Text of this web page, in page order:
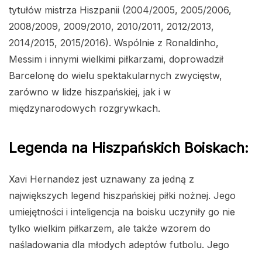
tytułów mistrza Hiszpanii (2004/2005, 2005/2006,
2008/2009, 2009/2010, 2010/2011, 2012/2013,
2014/2015, 2015/2016). Wspólnie z Ronaldinho,
Messim i innymi wielkimi piłkarzami, doprowadził
Barcelonę do wielu spektakularnych zwycięstw,
zarówno w lidze hiszpańskiej, jak i w
międzynarodowych rozgrywkach.
Legenda na Hiszpańskich Boiskach:
Xavi Hernandez jest uznawany za jedną z
największych legend hiszpańskiej piłki nożnej. Jego
umiejętności i inteligencja na boisku uczyniły go nie
tylko wielkim piłkarzem, ale także wzorem do
naśladowania dla młodych adeptów futbolu. Jego